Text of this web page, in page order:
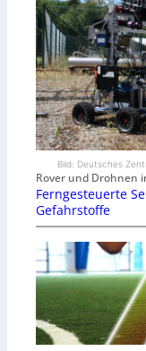
Bild: Deutsches
Rover und Drohnen
Ferngesteuerte
Gefahrstoffe